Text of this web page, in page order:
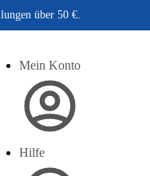
über 50 €.
Mein Konto
Hilfe